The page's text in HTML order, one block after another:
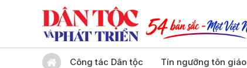
Công tác Dân tộc Tín ngưỡng tôn giáo